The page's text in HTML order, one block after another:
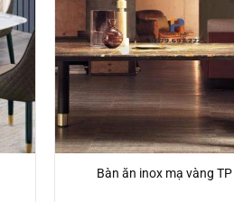
Bàn ăn inox mạ vàng